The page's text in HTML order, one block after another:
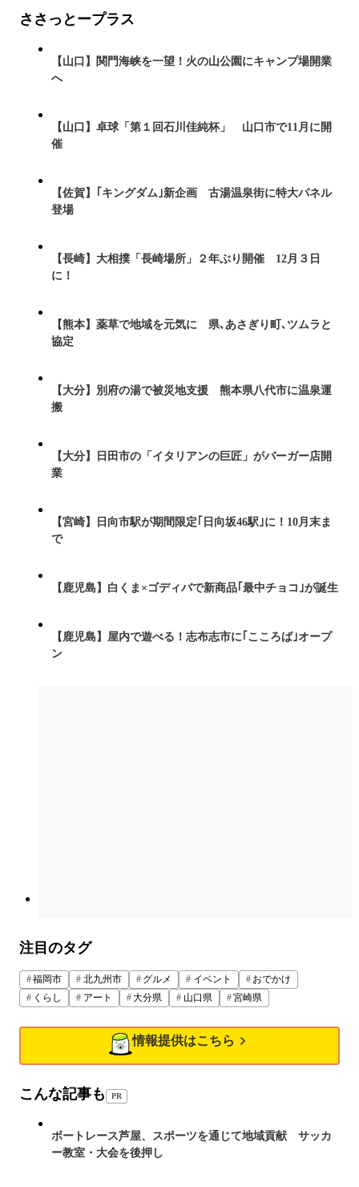
ささっとープラス
【山口】関門海峡を一望！火の山公園にキャンプ場開業
へ
【山口】卓球「第１回石川佳純杯」 山口市で11月に開
催
【佐賀】｢キングダム｣新企画 古湯温泉街に特大パネル
登場
【長崎】大相撲「長崎場所」２年ぶり開催 12月３日
に！
【熊本】薬草で地域を元気に 県､あさぎり町､ツムラと
協定
【大分】別府の湯で被災地支援 熊本県八代市に温泉運
搬
【大分】日田市の「イタリアンの巨匠」がバーガー店開
業
【宮崎】日向市駅が期間限定｢日向坂46駅｣に！10月末ま
で
【鹿児島】白くま×ゴディバで新商品｢最中チョコ｣が誕生
【鹿児島】屋内で遊べる！志布志市に｢こころば｣オープ
ン
注目のタグ
福岡市 北九州市 グルメ イベント
おでかけ
くらし
アート 大分県 山口県 宮崎県
情報提供はこちら
こんな記事も PR
ボートレース芦屋、スポーツを通じて地域貢献 サッカ
ー教室・大会を後押し